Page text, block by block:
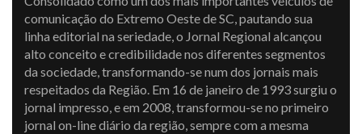
comunicação do Extremo Oeste de SC, pautando sua
linha editorial na seriedade, o Jornal Regional alcançou
alto conceito e credibilidade nos diferentes segmentos
da sociedade, transformando-se num dos jornais mais
respeitados da Região. Em 16 de janeiro de 1993 surgiu o
jornal impresso, e em 2008, transformou-se no primeiro
jornal on-line diário da região, sempre com a mesma